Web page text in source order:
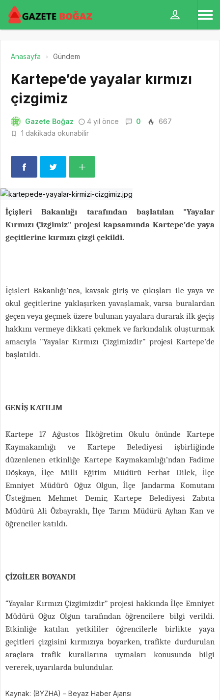
Anasayfa Gündem
Kartepe’de yayalar kırmızı
çizgimiz
Gazete Boğaz 4 yıl önce 0
667
1 dakikada okunabilir
İçişleri Bakanlığı tarafından başlatılan "Yayalar
Kırmızı Çizgimiz" projesi kapsamında Kartepe’de yaya
geçitlerine kırmızı çizgi çekildi.
İçişleri Bakanlığı’nca, kavşak giriş ve çıkışları ile yaya ve
okul geçitlerine yaklaşırken yavaşlamak, varsa buralardan
geçen veya geçmek üzere bulunan yayalara durarak ilk geçiş
hakkını vermeye dikkati çekmek ve farkındalık oluşturmak
amacıyla "Yayalar Kırmızı Çizgimizdir" projesi Kartepe’de
başlatıldı.
GENİŞ KATILIM
Kartepe 17 Ağustos İlköğretim Okulu önünde Kartepe
Kaymakamlığı ve Kartepe Belediyesi işbirliğinde
düzenlenen etkinliğe Kartepe Kaymakamlığı’ndan Fadime
Döşkaya, İlçe Milli Eğitim Müdürü Ferhat Dilek, İlçe
Emniyet Müdürü Oğuz Olgun, İlçe Jandarma Komutanı
Üsteğmen Mehmet Demir, Kartepe Belediyesi Zabıta
Müdürü Ali Özbayraklı, İlçe Tarım Müdürü Ayhan Kan ve
öğrenciler katıldı.
ÇİZGİLER BOYANDI
“Yayalar Kırmızı Çizgimizdir” projesi hakkında İlçe Emniyet
Müdürü Oğuz Olgun tarafından öğrencilere bilgi verildi.
Etkinliğe katılan yetkililer öğrencilerle birlikte yaya
geçitleri çizgisini kırmızıya boyarken, trafikte durdurulan
araçlara trafik kurallarına uymaları konusunda bilgi
vererek, uyarılarda bulundular.
Kaynak: (BYZHA) – Beyaz Haber Ajansı